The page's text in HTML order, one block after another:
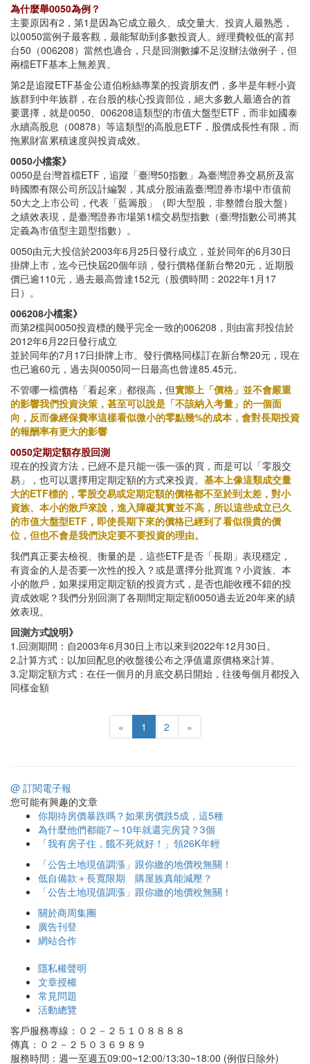
為什麼舉0050為例？
主要原因有2，第1是因為它成立最久、成交量大、投資人最熟悉，
以0050當例子最客觀，最能幫助到多數投資人。經理費較低的富邦
台50（006208）當然也適合，只是回測數據不足沒辦法做例子，但
兩檔ETF基本上無差異。
第2是追蹤ETF基金公道伯粉絲專業的投資朋友們，多半是年輕小資
族群到中年族群，在台股的核心投資部位，絕大多數人最適合的首
要選擇，就是0050、006208這類型的市值大盤型ETF，而非如國泰
永續高股息（00878）等這類型的高股息ETF，股價成長性有限，而
拖累財富累積速度與投資成效。
0050小檔案》
0050是台灣首檔ETF，追蹤「臺灣50指數」為臺灣證券交易所及富
時國際有限公司所設計編製，其成分股涵蓋臺灣證券市場中市值前
50大之上市公司，代表「藍籌股」（即大型股，非整體台股大盤）
之績效表現，是臺灣證券市場第1檔交易型指數（臺灣指數公司將其
定義為市值型主題型指數）。
0050由元大投信於2003年6月25日發行成立，並於同年的6月30日
掛牌上市，迄今已快屆20個年頭，發行價格僅新台幣20元，近期股
價已逾110元，過去最高曾達152元（股價時間：2022年1月17
日）。
006208小檔案》
而第2檔與0050投資標的幾乎完全一致的006208，則由富邦投信於
2012年6月22日發行成立
並於同年的7月17日掛牌上市。發行價格同樣訂在新台幣20元，現在
也已逾60元，過去與0050同一日最高也曾達85.45元。
不管哪一檔價格「看起來」都很高，但實際上「價格」並不會嚴重
的影響我們投資決策，甚至可以說是「不該納入考量」的一個面
向，反而像經保費率這樣看似微小的零點幾%的成本，會對長期投資
的報酬率有更大的影響
0050定期定額存股回測
現在的投資方法，已經不是只能一張一張的買，而是可以「零股交
易」，也可以選擇用定期定額的方式來投資。 基本上像這類成交量
大的ETF標的，零股交易或定期定額的價格都不至於到太差，對小
資族、本小的散戶來說，進入障礙其實並不高，所以這些成立已久
的市值大盤型ETF，即使長期下來的價格已經到了看似很貴的價
位，但也不會是我們決定要不要投資的理由。
我們真正要去檢視、衡量的是，這些ETF是否「長期」表現穩定，
有資金的人是否要一次性的投入？或是選擇分批買進？小資族、本
小的散戶，如果採用定期定額的投資方式，是否也能收穫不錯的投
資成效呢？我們分別回測了各期間定期定額0050過去近20年來的績
效表現。
回測方式說明》
1.回測期間：自2003年6月30日上市以來到2022年12月30日。
2.計算方式：以加回配息的收盤後公布之淨值還原價格來計算。
3.定期定額方式：在任一個月的月底交易日開始，往後每個月都投入
同樣金額
« 1 2 »
@ 訂閱電子報
您可能有興趣的文章
你期待房價暴跌嗎？如果房價跌5成，這5種
為什麼他們都能7～10年就還完房貸？3個
「我有房子住，餓不死就好！」領26K年輕
「公告土地現值調漲」跟你繳的地價稅無關！
低自備款＋長寬限期 購屋族真能減壓？
「公告土地現值調漲」跟你繳的地價稅無關！
關於商周集團
廣告刊登
網站合作
隱私權聲明
文章授權
常見問題
活動總覽
客戶服務專線：０２－２５１０８８８８
傳真：０２－２５０３６９８９
服務時間：週一至週五09:00~12:00/13:30~18:00 (例假日除外)